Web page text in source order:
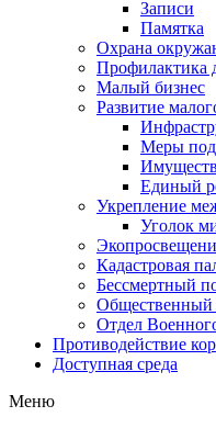
Записи
Памятка
Охрана
Профилактика
Малый бизнес
Развитие
Меры
Единый
Укрепление
Уголок
Кадастровая
Бессмертный
Общественный
Отдел
Противодействие
Доступная среда
Меню